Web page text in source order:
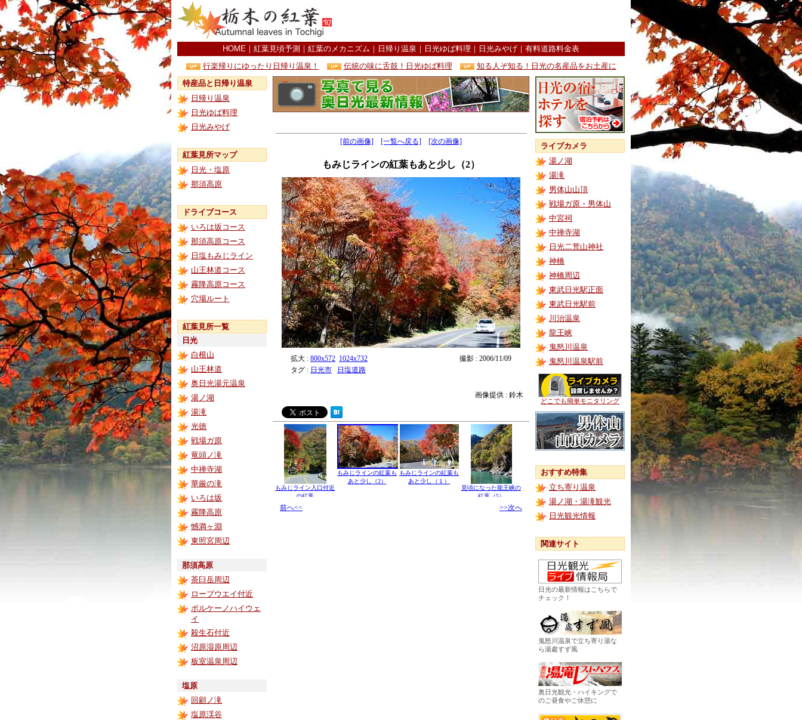
HOME ｜ 紅葉見頃予測 ｜ 紅葉のメカニズム ｜ 日帰り温泉 ｜ 日光ゆば料理 ｜ 日光みやげ ｜ 有料道路料金表
行楽帰りにゆったり日帰り温泉！
伝統の味に舌鼓！日光ゆば料理
知る人ぞ知る！日光の名産品をお土産に
特産品と日帰り温泉
日帰り温泉
日光ゆば料理
日光みやげ
紅葉見所マップ
日光・塩原
那須高原
ドライブコース
いろは坂コース
那須高原コース
日塩もみじライン
山王林道コース
霧降高原コース
穴場ルート
紅葉見所一覧
日光
白根山
山王林道
奥日光湯元温泉
湯ノ湖
湯滝
光徳
戦場ガ原
竜頭ノ滝
中禅寺湖
華厳の滝
いろは坂
霧降高原
憾満ヶ淵
東照宮周辺
那須高原
茶臼岳周辺
ロープウエイ付近
ボルケーノハイウェ
イ
殺生石付近
沼原湿原周辺
板室温泉周辺
塩原
回顧ノ滝
塩原渓谷
[前の画像] [一覧へ戻る] [次の画像]
もみじラインの紅葉もあと少し（2）
拡大 : 800x572 1024x732
撮影 : 2006/11/09
タグ : 日光市 日塩道路
画像提供 : 鈴木
もみじライン入口付近
の紅葉
もみじラインの紅葉も
あと少し（2）
もみじラインの紅葉も
あと少し（１）
見頃になった龍王峡の
紅葉（5）
前へ<< >>次へ
ライブカメラ
湯ノ湖
湯滝
男体山山頂
戦場ガ原・男体山
中宮祠
中禅寺湖
日光二荒山神社
神橋
神橋周辺
東武日光駅正面
東武日光駅前
川治温泉
龍王峡
鬼怒川温泉
鬼怒川温泉駅前
どこでも簡単モニタリング
おすすめ特集
立ち寄り温泉
湯ノ湖・湯滝観光
日光観光情報
関連サイト
日光の最新情報はこちらで
チェック！
鬼怒川温泉で立ち寄り湯な
ら湯處すず風
奥日光観光・ハイキングで
のご昼食やご休憩に